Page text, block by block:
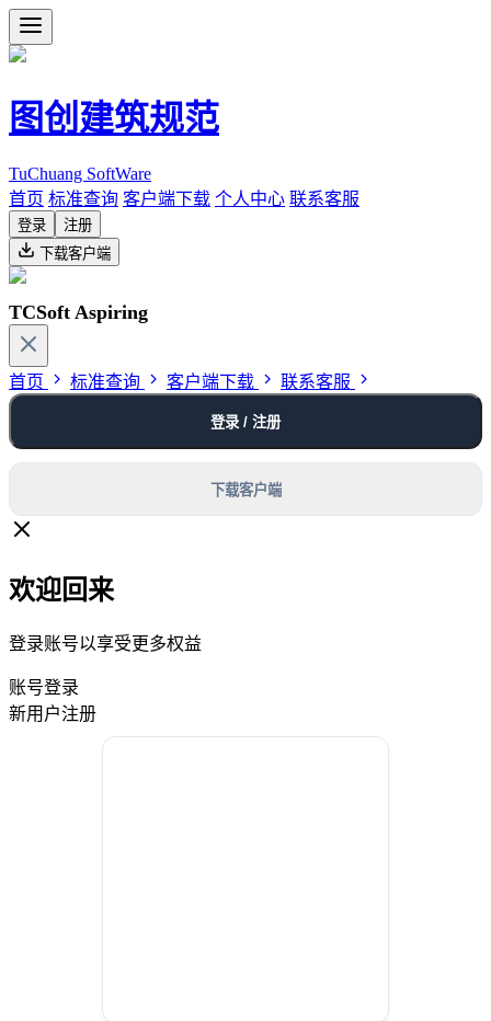
图创建筑规范
TuChuang SoftWare
首页 标准查询 客户端下载 个人中心 联系客服
登录
注册
下载客户端
TCSoft Aspiring
首页 标准查询 客户端下载 联系客服
登录 / 注册
下载客户端
欢迎回来
登录账号以享受更多权益
账号登录
新用户注册